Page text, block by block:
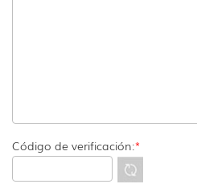
Código de verificación:*